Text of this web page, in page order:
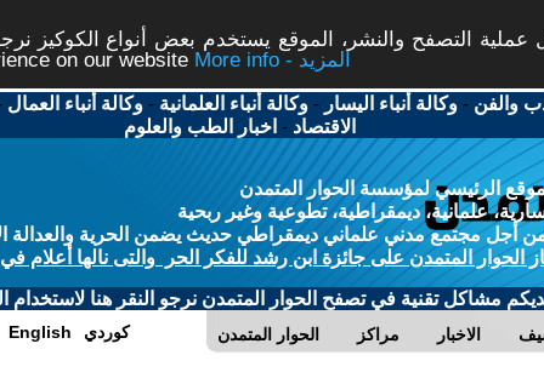
التصفح والنشر، الموقع يستخدم بعض أنواع الكوكيز
on our website
More info - المزيد
والفن -وكالة أنباء اليسار -وكالة أنباء العلمانية -وكالة أنباء العمال
الاقتصاد - اخبار الطب والعلوم
الرئيسي لمؤسسة الحوار المتمدن
علمانية، ديمقراطية، تطوعية وغير ربحية
أجل مجتمع مدني علماني ديمقراطي حديث يضمن الحرية والعدالة
الحوار المتمدن على جائزة ابن رشد للفكر الحر والتى نالها أعلام في
لديكم مشاكل تقنية في تصفح الحوار المتمدن نرجو النقر هنا لاستخدام
الحوار المتمدن مراكز الاخبار English كوردي